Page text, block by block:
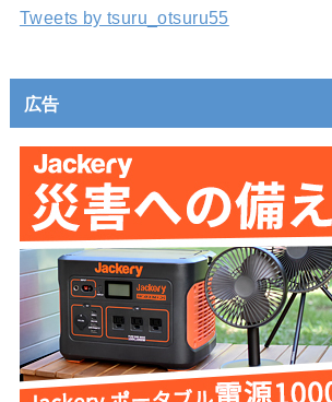
Tweets by tsuru_otsuru55
広告